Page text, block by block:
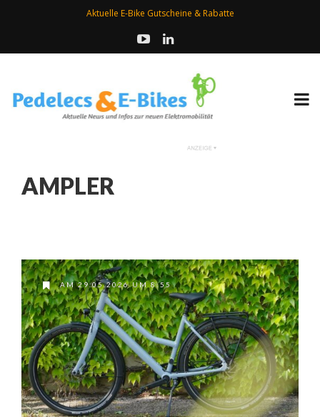
Aktuelle E-Bike Gutscheine & Rabatte
AMPLER
AM 29.05.2026 UM 8:55